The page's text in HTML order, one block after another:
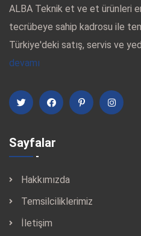
ALBA Teknik et ve et ürünleri
tecrübeye sahip kadrosu ile
Türkiye'deki satış, servis ve
devamı
Sayfalar
Hakkımızda
Temsilciliklerimiz
İletişim